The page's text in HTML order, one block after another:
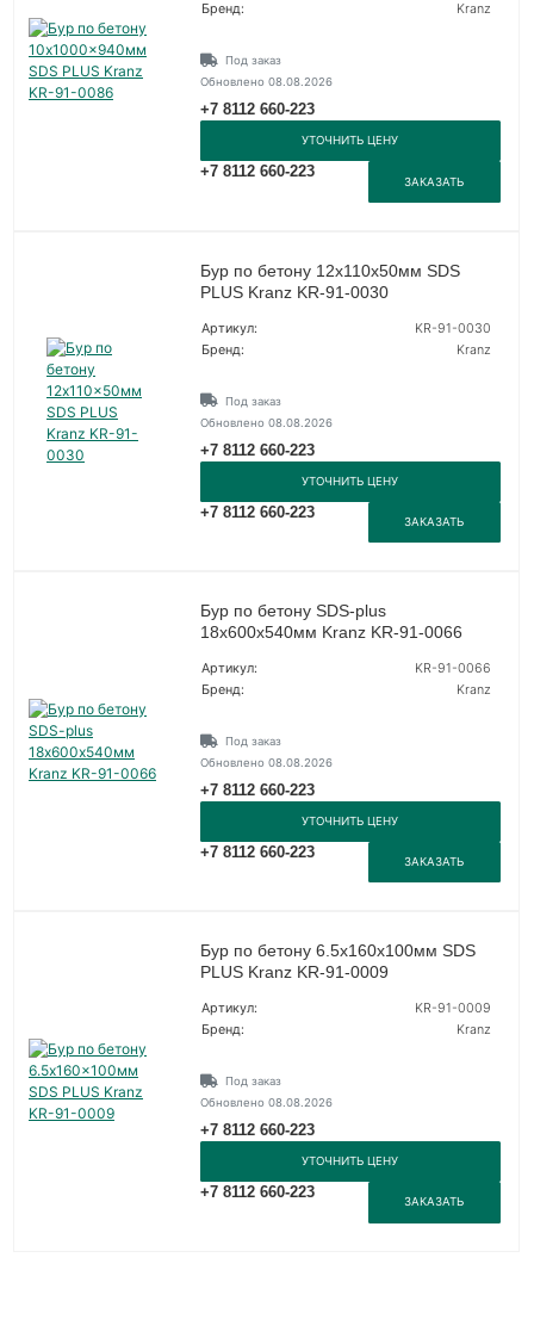
Бренд:
Kranz
Под заказ
Обновлено 08.08.2026
+7 8112 660-223
УТОЧНИТЬ ЦЕНУ
+7 8112 660-223
ЗАКАЗАТЬ
Бур по бетону 12x110x50мм SDS
PLUS Kranz KR-91-0030
Артикул:
KR-91-0030
Бренд:
Kranz
Под заказ
Обновлено 08.08.2026
+7 8112 660-223
УТОЧНИТЬ ЦЕНУ
+7 8112 660-223
ЗАКАЗАТЬ
Бур по бетону SDS-plus
18х600х540мм Kranz KR-91-0066
Артикул:
KR-91-0066
Бренд:
Kranz
Под заказ
Обновлено 08.08.2026
+7 8112 660-223
УТОЧНИТЬ ЦЕНУ
+7 8112 660-223
ЗАКАЗАТЬ
Бур по бетону 6.5x160x100мм SDS
PLUS Kranz KR-91-0009
Артикул:
KR-91-0009
Бренд:
Kranz
Под заказ
Обновлено 08.08.2026
+7 8112 660-223
УТОЧНИТЬ ЦЕНУ
+7 8112 660-223
ЗАКАЗАТЬ